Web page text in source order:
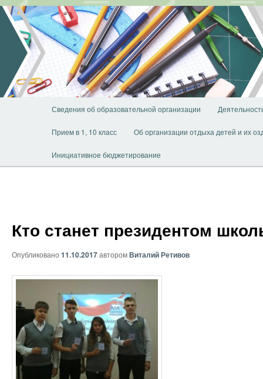
Перейти
основному
содержимому
Сведения об образовательной организации
Прием в 1, 10 класс Об организации отдыха детей и их
Инициативное бюджетирование
Кто станет президентом
Опубликовано 11.10.2017авторомВиталий Ретивов